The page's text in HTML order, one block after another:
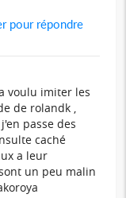
pour répondre
voulu imiter les
de rolandk ,
passe des
caché
a leur
un peu malin